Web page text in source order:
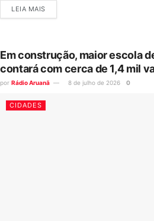
LEIA MAIS
Em construção, maior escola
contará com cerca de 1,4 mil
por Rádio Aruanã 8 de julho de 2026 0
CIDADES